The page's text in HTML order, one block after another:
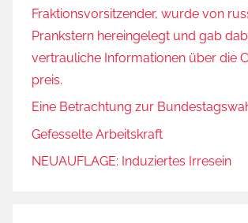
Fraktionsvorsitzender, wurde von
Prankstern hereingelegt und gab
vertrauliche Informationen über die
preis.
Eine Betrachtung zur
Gefesselte Arbeitskraft
NEUAUFLAGE: Induziertes Irresein